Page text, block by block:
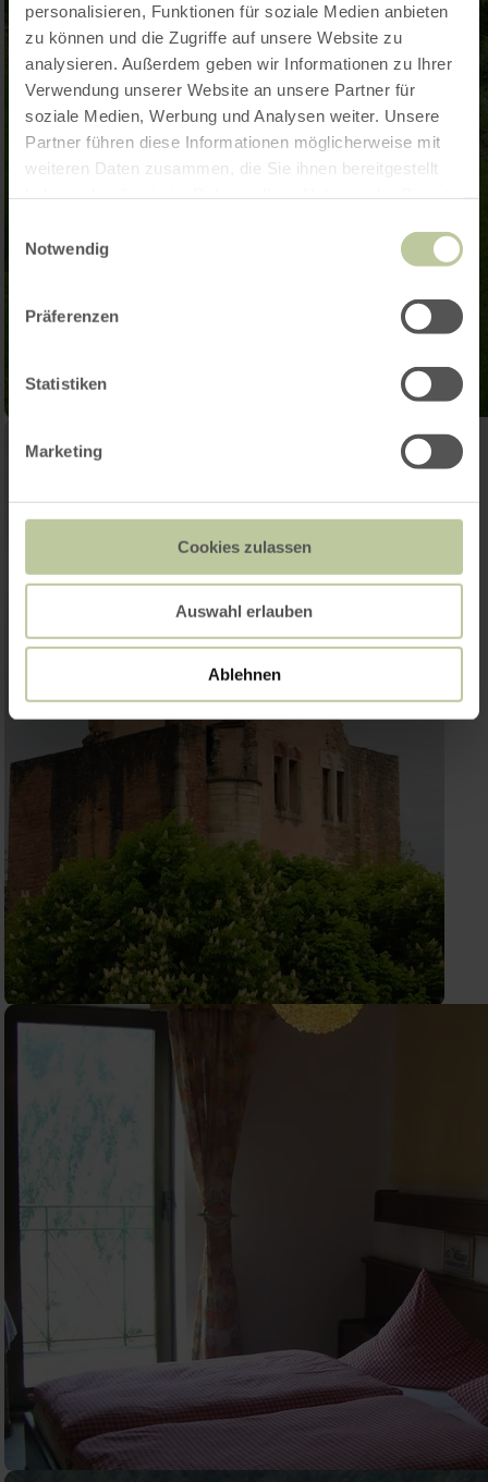
personalisieren, Funktionen für soziale Medien anbieten
zu können und die Zugriffe auf unsere Website zu
analysieren. Außerdem geben wir Informationen zu Ihrer
Verwendung unserer Website an unsere Partner für
soziale Medien, Werbung und Analysen weiter. Unsere
Partner führen diese Informationen möglicherweise mit
weiteren Daten zusammen, die Sie ihnen bereitgestellt
Notwendig
Präferenzen
Statistiken
Marketing
Cookies zulassen
Auswahl erlauben
Ablehnen